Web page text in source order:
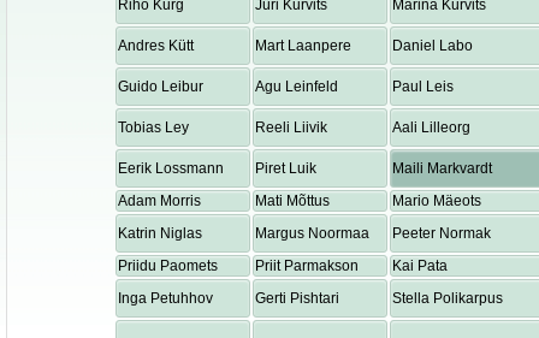
Riho Kurg Jüri Kurvits Marina Kurvits
Andres Kütt Mart Laanpere Daniel Labo
Guido Leibur Agu Leinfeld Paul Leis
Tobias Ley Reeli Liivik Aali Lilleorg
Eerik Lossmann Piret Luik
Maili Markvardt
Adam Morris
Mati Mõttus
Mario Mäeots
Katrin Niglas
Margus Noormaa
Peeter Normak
Priidu Paomets
Priit Parmakson
Kai Pata
Inga Petuhhov
Gerti Pishtari Stella Polikarpus